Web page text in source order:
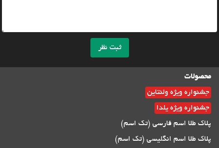
ثبت نظر
محصولات
جشنواره ویژه ولنتاین
جشنواره ویژه یلدا
پلاک طلا اسم فارسی (تک اسم)
پلاک طلا اسم انگلیسی (تک اسم)